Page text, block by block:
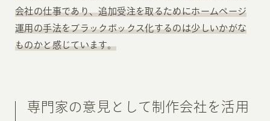
会社の仕事であり、追加受注を取るためにホームページ
運用の手法をブラックボックス化するのは少しいかがな
ものかと感じています。
専門家の意見として制作会社を活用